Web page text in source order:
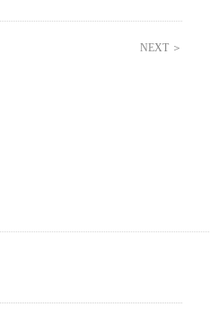
NEXT ＞